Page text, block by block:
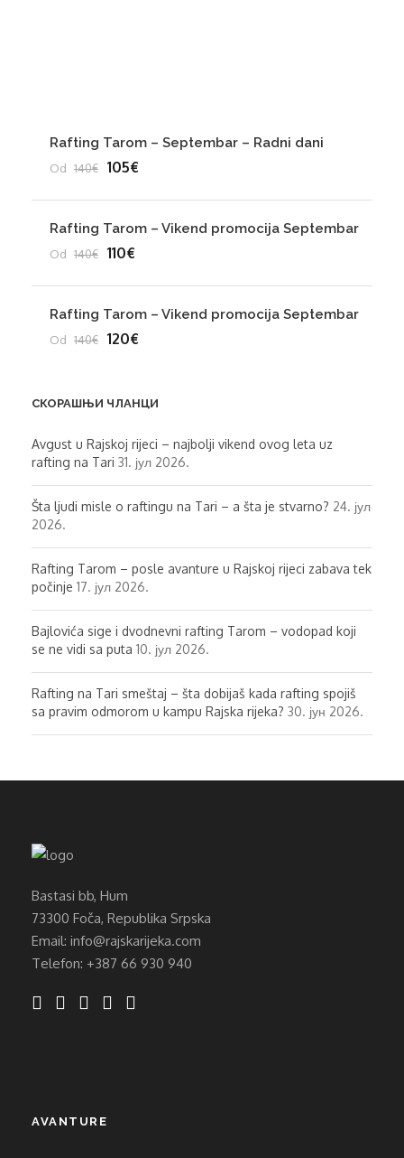
Rafting Tarom – Septembar – Radni dani
Od 140€ 105€
Rafting Tarom – Vikend promocija Septembar
Od 140€ 110€
Rafting Tarom – Vikend promocija Septembar
Od 140€ 120€
СКОРАШЊИ ЧЛАНЦИ
Avgust u Rajskoj rijeci – najbolji vikend ovog leta uz
rafting na Tari 31. јул 2026.
Šta ljudi misle o raftingu na Tari – a šta je stvarno? 24. јул
2026.
Rafting Tarom – posle avanture u Rajskoj rijeci zabava tek
počinje 17. јул 2026.
Bajlovića sige i dvodnevni rafting Tarom – vodopad koji
se ne vidi sa puta 10. јул 2026.
Rafting na Tari smeštaj – šta dobijaš kada rafting spojiš
sa pravim odmorom u kampu Rajska rijeka? 30. јун 2026.
Bastasi bb, Hum
73300 Foča, Republika Srpska
Email: info@rajskarijeka.com
Telefon: +387 66 930 940
AVANTURE